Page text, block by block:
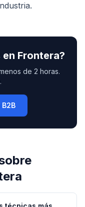
en Frontera?
de 2 horas.